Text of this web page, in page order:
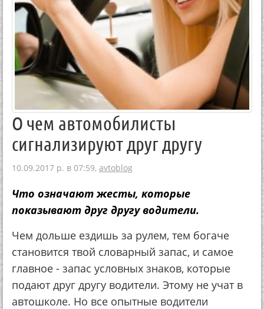
О чем автомобилисты
сигнализируют друг другу
10.09.2017 р. в 07:59, avtoblog
Что означают жесты, которые
показывают друг другу водители.
Чем дольше ездишь за рулем, тем богаче
становится твой словарный запас, и самое
главное - запас условных знаков, которые
подают друг другу водители. Этому не учат в
автошколе. Но все опытные водители